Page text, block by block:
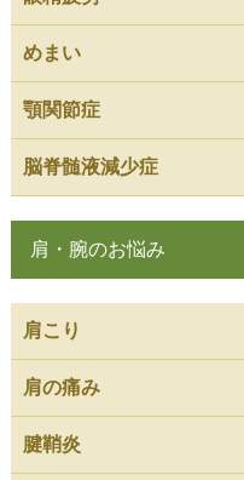
めまい
顎関節症
脳脊髄液減少症
肩・腕のお悩み
肩こり
肩の痛み
腱鞘炎